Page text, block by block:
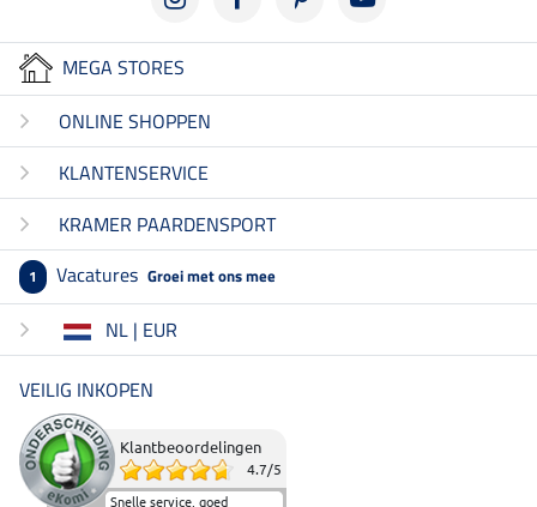
MEGA STORES
ONLINE SHOPPEN
KLANTENSERVICE
KRAMER PAARDENSPORT
1 Vacatures Groei met ons mee
NL | EUR
VEILIG INKOPEN
Klantbeoordelingen
4.7/5
Snelle service, goed